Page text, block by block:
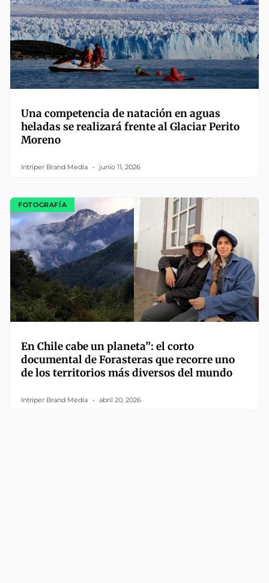
Una competencia de natación en aguas
heladas se realizará frente al Glaciar Perito
Moreno
Intriper Brand Media junio 11, 2026
FOTOGRAFÍA
En Chile cabe un planeta”: el corto
documental de Forasteras que recorre uno
de los territorios más diversos del mundo
Intriper Brand Media abril 20, 2026